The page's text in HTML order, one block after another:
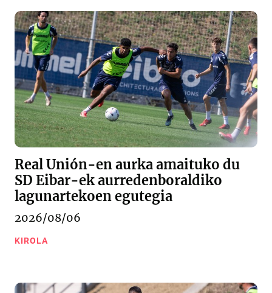
Real Unión-en aurka amaituko du
SD Eibar-ek aurredenboraldiko
lagunartekoen egutegia
2026/08/06
KIROLA